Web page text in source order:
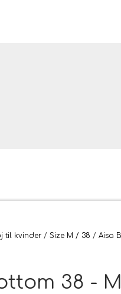
Møbler og tæpper
til kvinder Size M / 38 Aisa
38 - M